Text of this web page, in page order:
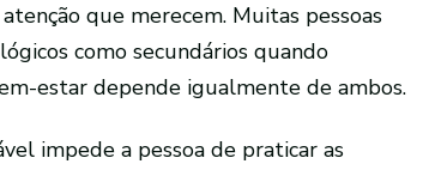
que merecem. Muitas pessoas
como secundários quando
estar depende igualmente de ambos.
impede a pessoa de praticar as